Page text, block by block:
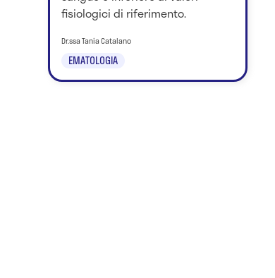
fisiologici di riferimento.
EMATOLOGIA
Dr.ssa Tania Catalano